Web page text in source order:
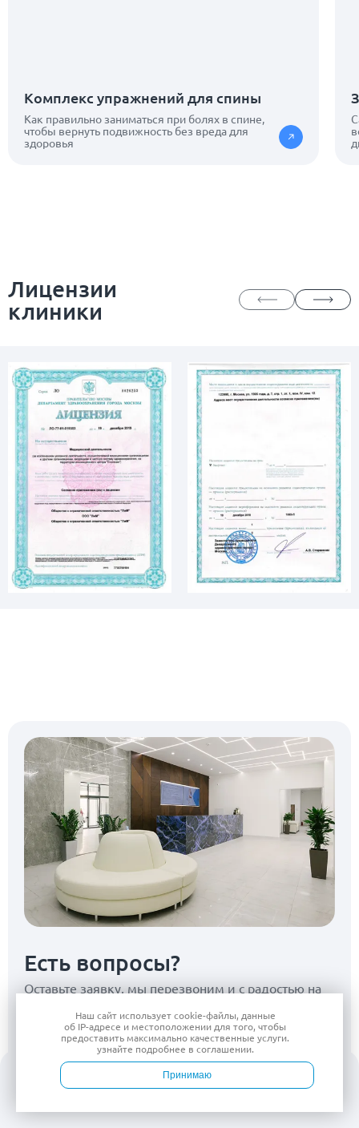
Комплекс упражнений для спины
Как правильно заниматься при болях в спине,
чтобы вернуть подвижность без вреда для
здоровья
Лицензии
клиники
Есть вопросы?
Оставьте заявку, мы перезвоним и с радостью на
Наш сайт используетcookie-файлы, данные
об IP-адресе и местоположении для того, чтобы
предоставить максимально качественные услуги.
узнайте подробнее в соглашении.
Принимаю